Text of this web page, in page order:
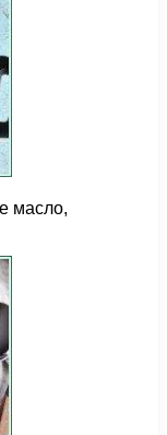
масло,